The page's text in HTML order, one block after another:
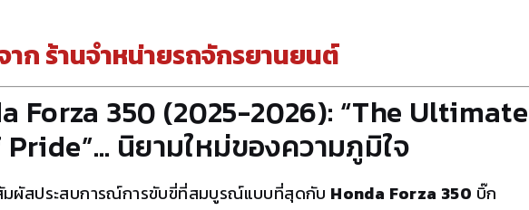
ากร้านจำหน่ายรถจักรยานยนต์
Forza 350 (2025-2026): “The Ultimate
นิยามใหม่ของความภูมิใจ
มผัสประสบการณ์การขับขี่ที่สมบูรณ์แบบที่สุดกับ Honda Forza 350 บิ๊ก